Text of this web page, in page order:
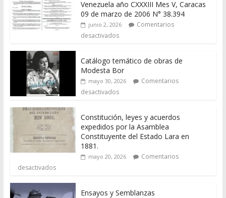
Venezuela año CXXXIII Mes V, Caracas
09 de marzo de 2006 N° 38.394
junio 2, 2026
Comentarios
desactivados
Catálogo temático de obras de
Modesta Bor
mayo 30, 2026
Comentarios
desactivados
Constitución, leyes y acuerdos
expedidos por la Asamblea
Constituyente del Estado Lara en
1881.
mayo 20, 2026
Comentarios
desactivados
Ensayos y Semblanzas